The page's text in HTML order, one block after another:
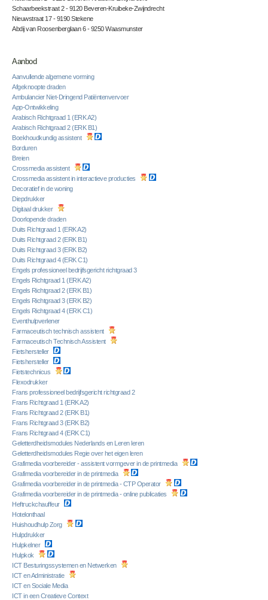
Schaarbeekstraat 2 - 9120 Beveren-Kruibeke-Zwijndrecht
Nieuwstraat 17 - 9190 Stekene
Abdij van Roosenberglaan 6 - 9250 Waasmunster
Aanbod
Aanvullende algemene vorming
Afgeknoopte draden
Ambulancier Niet-Dringend Patiëntenvervoer
App-Ontwikkeling
Arabisch Richtgraad 1 (ERK A2)
Arabisch Richtgraad 2 (ERK B1)
Boekhoudkundig assistent
Borduren
Breien
Crossmedia assistent
Crossmedia assistent in interactieve producties
Decoratief in de woning
Diepdrukker
Digitaal drukker
Doorlopende draden
Duits Richtgraad 1 (ERK A2)
Duits Richtgraad 2 (ERK B1)
Duits Richtgraad 3 (ERK B2)
Duits Richtgraad 4 (ERK C1)
Engels professioneel bedrijfsgericht richtgraad 3
Engels Richtgraad 1 (ERK A2)
Engels Richtgraad 2 (ERK B1)
Engels Richtgraad 3 (ERK B2)
Engels Richtgraad 4 (ERK C1)
Eventhulpverlener
Farmaceutisch technisch assistent
Farmaceutisch Technisch Assistent
Fietshersteller
Fietshersteller
Fietstechnicus
Flexodrukker
Frans professioneel bedrijfsgericht richtgraad 2
Frans Richtgraad 1 (ERK A2)
Frans Richtgraad 2 (ERK B1)
Frans Richtgraad 3 (ERK B2)
Frans Richtgraad 4 (ERK C1)
Geletterdheidsmodules Nederlands en Leren leren
Geletterdheidsmodules Regie over het eigen leren
Grafimedia voorbereider - assistent vormgever in de printmedia
Grafimedia voorbereider in de printmedia
Grafimedia voorbereider in de printmedia - CTP Operator
Grafimedia voorbereider in de printmedia - online publicaties
Heftruckchauffeur
Hotelonthaal
Huishoudhulp Zorg
Hulpdrukker
Hulpkelner
Hulpkok
ICT Besturingssystemen en Netwerken
ICT en Administratie
ICT en Sociale Media
ICT in een Creatieve Context